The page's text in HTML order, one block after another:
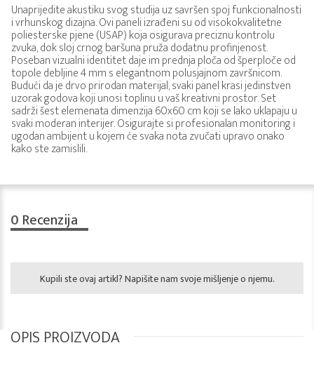
Unaprijedite akustiku svog studija uz savršen spoj funkcionalnosti
i vrhunskog dizajna. Ovi paneli izrađeni su od visokokvalitetne
poliesterske pjene (USAP) koja osigurava preciznu kontrolu
zvuka, dok sloj crnog baršuna pruža dodatnu profinjenost.
Poseban vizualni identitet daje im prednja ploča od šperploče od
topole debljine 4 mm s elegantnom polusjajnom završnicom.
Budući da je drvo prirodan materijal, svaki panel krasi jedinstven
uzorak godova koji unosi toplinu u vaš kreativni prostor. Set
sadrži šest elemenata dimenzija 60x60 cm koji se lako uklapaju u
svaki moderan interijer. Osigurajte si profesionalan monitoring i
ugodan ambijent u kojem će svaka nota zvučati upravo onako
kako ste zamislili.
0 Recenzija
Kupili ste ovaj artikl? Napišite nam svoje mišljenje o njemu.
OPIS PROIZVODA